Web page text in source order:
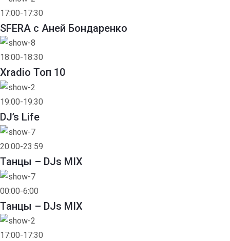
17:00-17:30
SFERA с Аней Бондаренко
18:00-18:30
Xradio Топ 10
19:00-19:30
DJ’s Life
20:00-23:59
Танцы – DJs MIX
00:00-6:00
Танцы – DJs MIX
17:00-17:30